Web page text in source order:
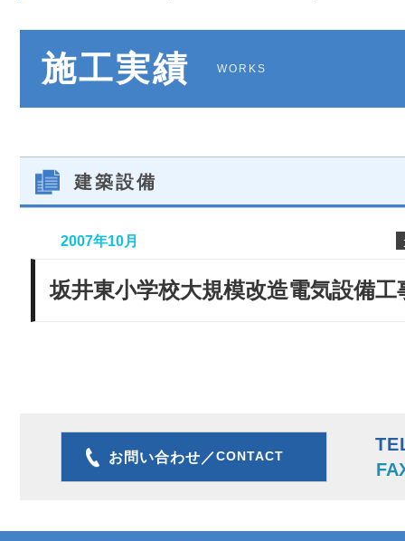
施工実績 WORKS
建築設備
2007年10月
坂井東小学校大規模改造電気設備工
お問い合わせ／CONTACT